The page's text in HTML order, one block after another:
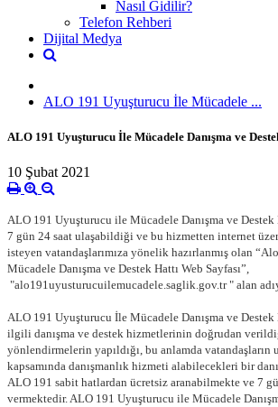
Nasıl Gidilir?
Telefon Rehberi
Dijital Medya
ALO 191 Uyuşturucu İle Mücadele ...
ALO 191 Uyuşturucu İle Mücadele Danışma ve
10 Şubat 2021
ALO 191 Uyuşturucu ile Mücadele Danışma ve Destek
7 gün 24 saat ulaşabildiği ve bu hizmetten internet
isteyen vatandaşlarımıza yönelik hazırlanmış olan
Mücadele Danışma ve Destek Hattı Web Sayfası”,
"alo191uyusturucuilemucadele.saglik.gov.tr " alan
ALO 191 Uyuşturucu İle Mücadele Danışma ve
ilgili danışma ve destek hizmetlerinin doğrudan
yönlendirmelerin yapıldığı, bu anlamda
kapsamında danışmanlık hizmeti alabilecekleri bir
ALO 191 sabit hatlardan ücretsiz aranabilmekte ve 7
vermektedir. ALO 191 Uyuşturucu ile Mücadele